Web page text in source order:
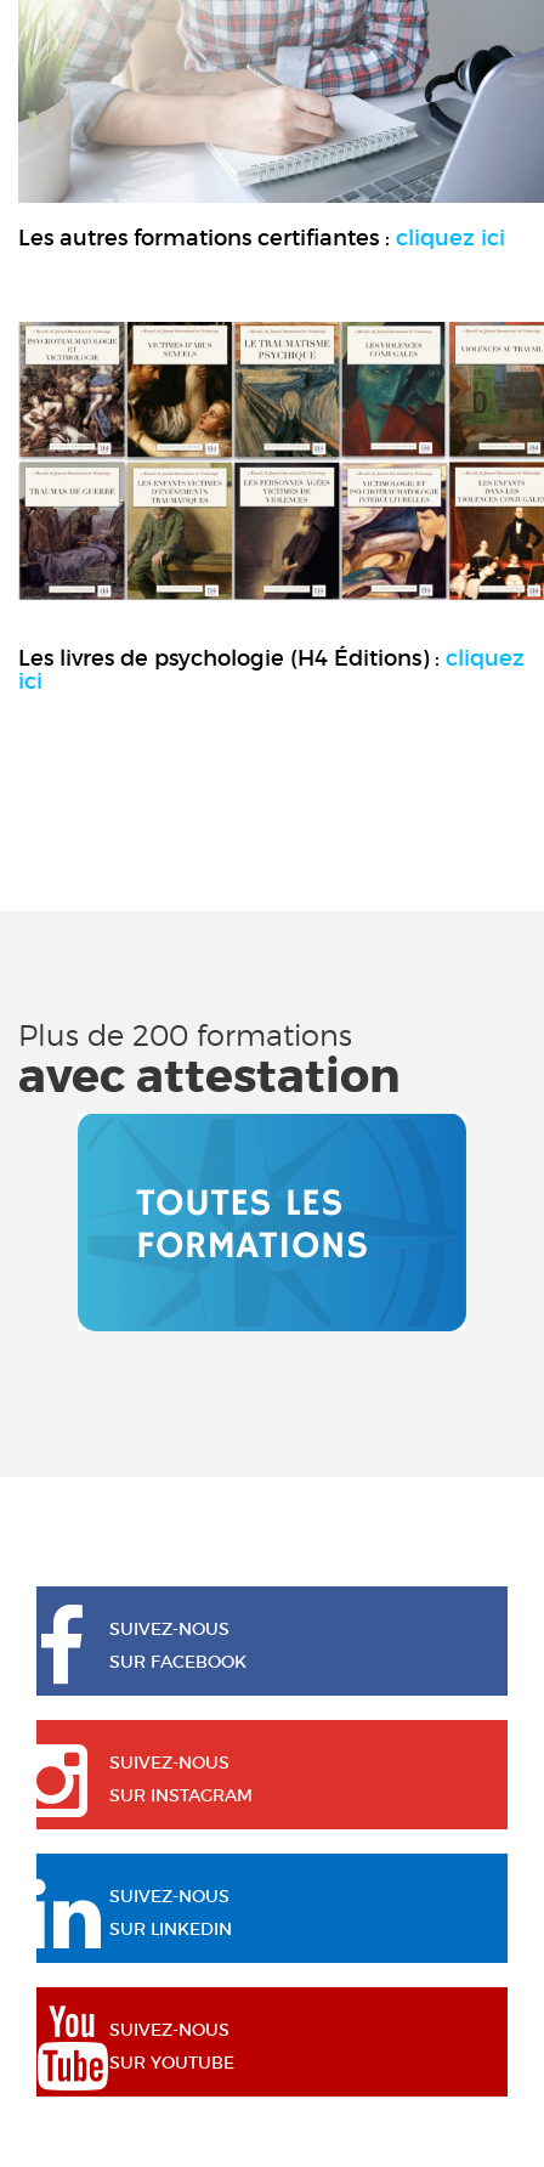
Les autres formations certifiantes : cliquez ici
Les livres de psychologie (H4 Éditions) : cliquez
ici
Plus de 200 formations
avec attestation
SUIVEZ-NOUS
SUR FACEBOOK
SUIVEZ-NOUS
SUR INSTAGRAM
SUIVEZ-NOUS
SUR LINKEDIN
SUIVEZ-NOUS
SUR YOUTUBE